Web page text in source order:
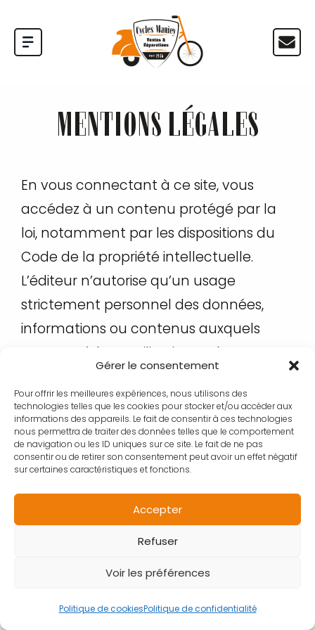
Gérer le consentement
Pour offrir les meilleures expériences, nous utilisons des
technologies telles que les cookies pour stocker et/ou accéder aux
informations des appareils. Le fait de consentir à ces technologies
nous permettra de traiter des données telles que le comportement
de navigation ou les ID uniques sur ce site. Le fait de ne pas
consentir ou de retirer son consentement peut avoir un effet négatif
sur certaines caractéristiques et fonctions.
Accepter
Refuser
Voir les préférences
Politique de cookiesPolitique de confidentialité
MENTIONS LÉGALES
En vous connectant à ce site, vous
accédez à un contenu protégé par la
loi, notamment par les dispositions du
Code de la propriété intellectuelle.
L’éditeur n’autorise qu’un usage
strictement personnel des données,
informations ou contenus auxquels
vous accédez. L’utilisation ou la
photographies ou illustrations de ce site
est strictement interdite sans l’accord
de leurs auteurs. Toutes infractions sera
passible de poursuites judiciaires.
En poursuivant votre visite de notre site
vous acceptez de respecter les
restrictions ci-dessous.
RÉALISATION DU SITE